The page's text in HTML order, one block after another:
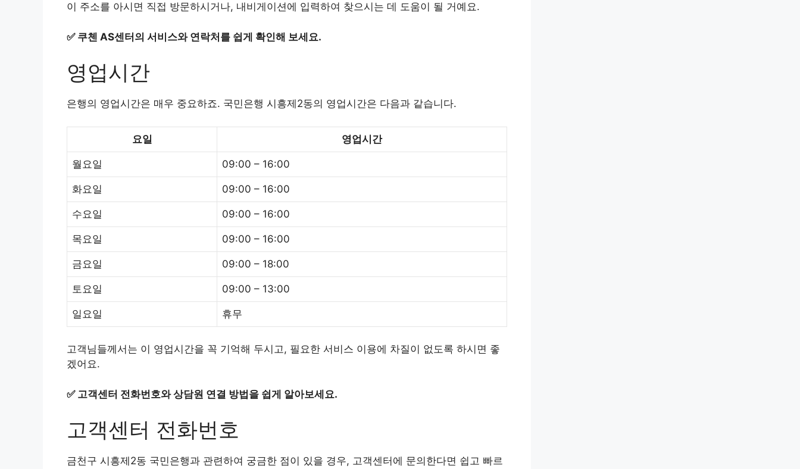
이 주소를 아시면 직접 방문하시거나, 내비게이션에 입력하여 찾으시는 데 도움이 될 거예요.
✅ 쿠첸 AS센터의 서비스와 연락처를 쉽게 확인해 보세요.
영업시간
은행의 영업시간은 매우 중요하죠. 국민은행 시흥제2동의 영업시간은 다음과 같습니다.
요일 영업시간
월요일 09:00 – 16:00
화요일 09:00 – 16:00
수요일 09:00 – 16:00
목요일 09:00 – 16:00
금요일 09:00 – 18:00
토요일 09:00 – 13:00
일요일 휴무
고객님들께서는 이 영업시간을 꼭 기억해 두시고, 필요한 서비스 이용에 차질이 없도록 하시면 좋
겠어요.
✅ 고객센터 전화번호와 상담원 연결 방법을 쉽게 알아보세요.
고객센터 전화번호
금천구 시흥제2동 국민은행과 관련하여 궁금한 점이 있을 경우, 고객센터에 문의한다면 쉽고 빠르